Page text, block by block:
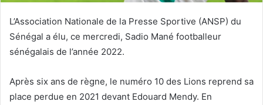
e
r
i
e
L’Association Nationale de la Presse Sportive (ANSP) du
Sénégal a élu, ce mercredi, Sadio Mané footballeur
sénégalais de l’année 2022.
Après six ans de règne, le numéro 10 des Lions reprend sa
place perdue en 2021 devant Edouard Mendy. En